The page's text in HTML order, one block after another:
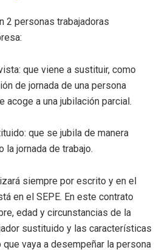
2 personas trabajadoras
que viene a sustituir, como
de jornada de una persona
acoge a una jubilación parcial.
que se jubila de manera
la jornada de trabajo.
siempre por escrito y en el
en el SEPE. En este contrato
edad y circunstancias de la
sustituido y las características
vaya a desempeñar la persona